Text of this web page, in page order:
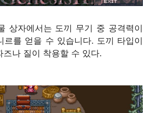
상자에서는 도끼 무기 중 공격력이
르를 얻을 수 있습니다. 도끼 타입이
즈나 질이 착용할 수 있다.